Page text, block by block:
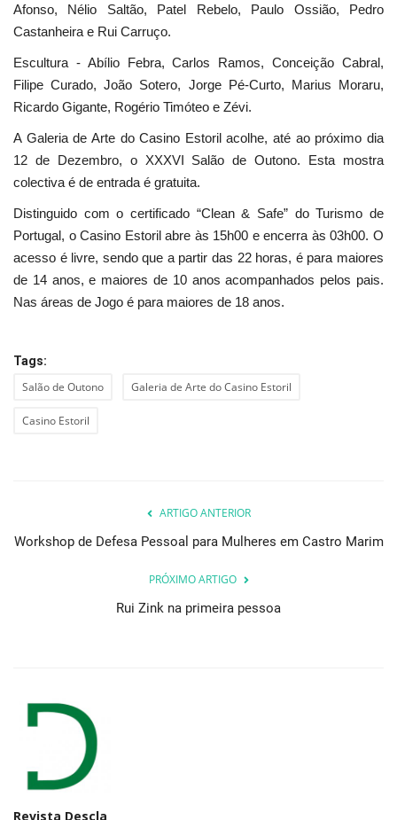
Afonso, Nélio Saltão, Patel Rebelo, Paulo Ossião, Pedro
Castanheira e Rui Carruço.
Escultura - Abílio Febra, Carlos Ramos, Conceição Cabral,
Filipe Curado, João Sotero, Jorge Pé-Curto, Marius Moraru,
Ricardo Gigante, Rogério Timóteo e Zévi.
A Galeria de Arte do Casino Estoril acolhe, até ao próximo dia
12 de Dezembro, o XXXVI Salão de Outono. Esta mostra
colectiva é de entrada é gratuita.
Distinguido com o certificado “Clean & Safe” do Turismo de
Portugal, o Casino Estoril abre às 15h00 e encerra às 03h00. O
acesso é livre, sendo que a partir das 22 horas, é para maiores
de 14 anos, e maiores de 10 anos acompanhados pelos pais.
Nas áreas de Jogo é para maiores de 18 anos.
Tags:
Salão de Outono Galeria de Arte do Casino Estoril
Casino Estoril
ARTIGO ANTERIOR
Workshop de Defesa Pessoal para Mulheres em Castro Marim
PRÓXIMO ARTIGO
Rui Zink na primeira pessoa
Revista Descla